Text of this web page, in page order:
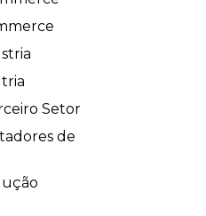
Setor
de